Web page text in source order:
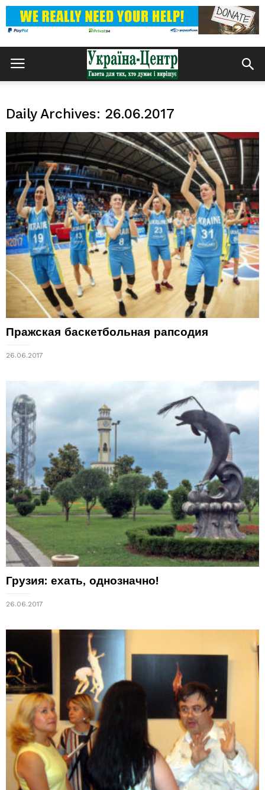
Daily Archives: 26.06.2017
Пражская баскетбольная рапсодия
26.06.2017
Грузия: ехать, однозначно!
26.06.2017